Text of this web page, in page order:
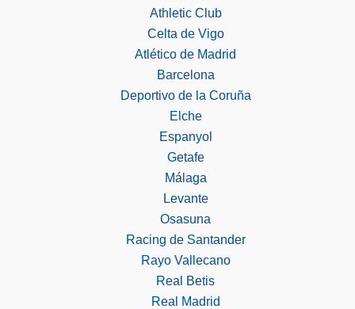
Athletic Club
Celta de Vigo
Atlético de Madrid
Barcelona
Deportivo de la Coruña
Elche
Espanyol
Getafe
Málaga
Levante
Osasuna
Racing de Santander
Rayo Vallecano
Real Betis
Real Madrid